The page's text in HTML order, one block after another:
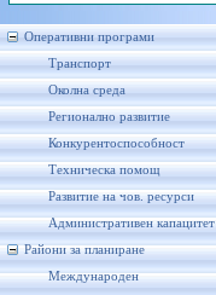
Оперативни програми
Транспорт
Околна среда
Регионално развитие
Конкурентоспособност
Техническа помощ
Развитие на чов. ресурси
Административен капацитет
Райони за планиране
Международен